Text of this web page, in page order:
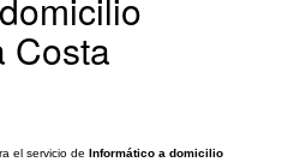
Costa
el servicio de Informático a domicilio